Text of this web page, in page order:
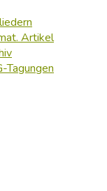
Artikel
Tagungen